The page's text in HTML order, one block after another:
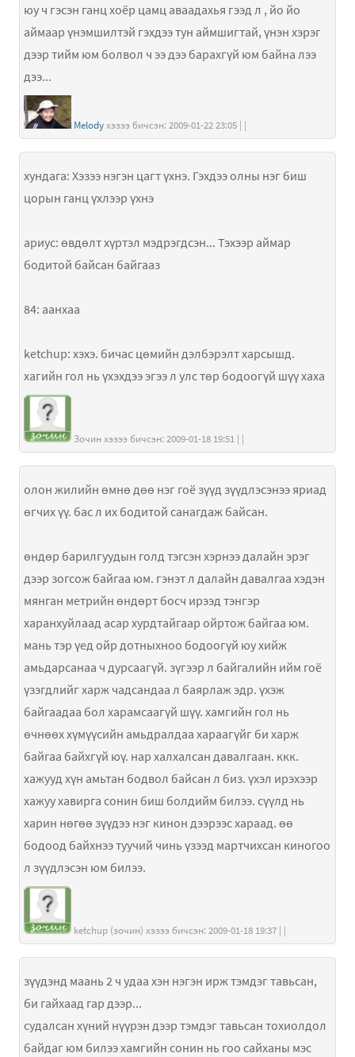
юу ч гэсэн ганц хоёр цамц аваадахья гээд л , йо йо
аймаар үнэмшилтэй гэхдээ тун аймшигтай, үнэн хэрэг
дээр тийм юм болвол ч ээ дээ барахгүй юм байна лээ
дээ...
Melody хэзээ бичсэн: 2009-01-22 23:05 | |
хундага: Хэзээ нэгэн цагт үхнэ. Гэхдээ олны нэг биш
цорын ганц үхлээр үхнэ
ариус: өвдөлт хүртэл мэдрэгдсэн... Тэхээр аймар
бодитой байсан байгааз
84: аанхаа
ketchup: хэхэ. бичас цөмийн дэлбэрэлт харсышд.
хагийн гол нь үхэхдээ эгээ л улс төр бодоогүй шүү хаха
Зочин хэзээ бичсэн: 2009-01-18 19:51 | |
олон жилийн өмнө дөө нэг гоё зүүд зүүдлэсэнээ яриад
өгчих үү. бас л их бодитой санагдаж байсан.
өндөр барилгуудын голд тэгсэн хэрнээ далайн эрэг
дээр зогсож байгаа юм. гэнэт л далайн давалгаа хэдэн
мянган метрийн өндөрт босч ирээд тэнгэр
харанхуйлаад асар хурдтайгаар ойртож байгаа юм.
мань тэр үед ойр дотныхноо бодоогүй юу хийж
амьдарсанаа ч дурсаагүй. зүгээр л байгалийн ийм гоё
үзэгдлийг харж чадсандаа л баярлаж эдр. үхэж
байгаадаа бол харамсаагүй шүү. хамгийн гол нь
өчнөөх хүмүүсийн амьдралдаа хараагүйг би харж
байгаа байхгүй юү. нар халхалсан давалгаан. ккк.
хажууд хүн амьтан бодвол байсан л биз. үхэл ирэхээр
хажуу хавирга сонин биш болдийм билээ. сүүлд нь
харин нөгөө зүүдээ нэг кинон дээрээс хараад. өө
бодоод байхнээ туучий чинь үзээд мартчихсан киногоо
л зүүдлэсэн юм билээ.
ketchup (зочин) хэзээ бичсэн: 2009-01-18 19:37 | |
зүүдэнд маань 2 ч удаа хэн нэгэн ирж тэмдэг тавьсан,
би гайхаад гар дээр...
судалсан хүний нүүрэн дээр тэмдэг тавьсан тохиолдол
байдаг юм билээ хамгийн сонин нь гоо сайханы мэс